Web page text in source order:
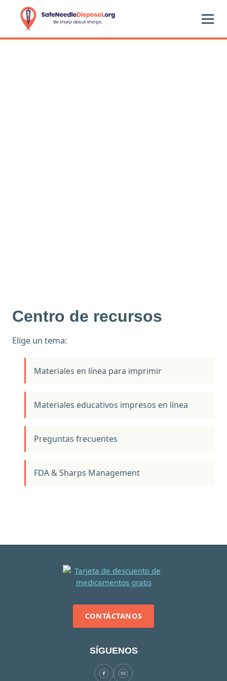
Centro de recursos
Elige un tema:
Materiales en línea para imprimir
Materiales educativos impresos en línea
Preguntas frecuentes
FDA & Sharps Management
CONTÁCTANOS
SÍGUENOS